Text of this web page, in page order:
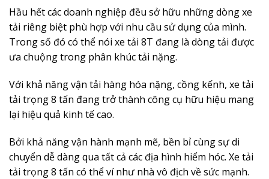
Hầu hết các doanh nghiệp đều sở hữu những dòng xe
tải riêng biệt phù hợp với nhu cầu sử dụng của mình.
Trong số đó có thể nói xe tải 8T đang là dòng tải được
ưa chuộng trong phân khúc tải nặng.
Với khả năng vận tải hàng hóa nặng, cồng kếnh, xe tải
tải trọng 8 tấn đang trở thành công cụ hữu hiệu mang
lại hiệu quả kinh tế cao.
Bởi khả năng vận hành mạnh mẽ, bền bỉ cùng sự di
chuyển dễ dàng qua tất cả các địa hình hiểm hóc. Xe tải
tải trọng 8 tấn có thể ví như nhà vô địch về sức mạnh.